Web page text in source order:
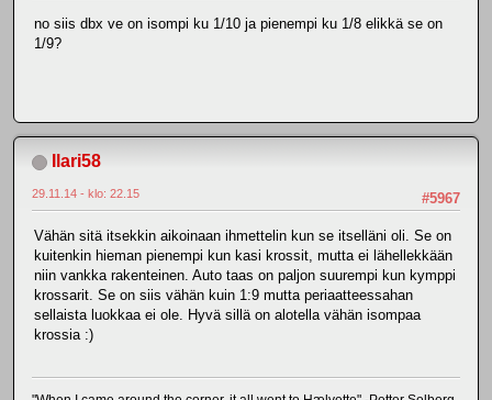
no siis dbx ve on isompi ku 1/10 ja pienempi ku 1/8 elikkä se on
1/9?
Ilari58
#5967
29.11.14 - klo: 22.15
Vähän sitä itsekkin aikoinaan ihmettelin kun se itselläni oli. Se on
kuitenkin hieman pienempi kun kasi krossit, mutta ei lähellekkään
niin vankka rakenteinen. Auto taas on paljon suurempi kun kymppi
krossarit. Se on siis vähän kuin 1:9 mutta periaatteessahan
sellaista luokkaa ei ole. Hyvä sillä on alotella vähän isompaa
krossia :)